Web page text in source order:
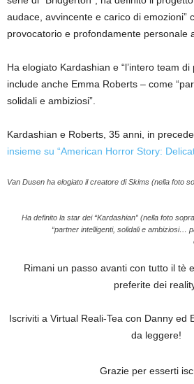
audace, avvincente e carico di emozioni”
provocatorio e profondamente personale
Ha elogiato Kardashian e “l’intero team
include anche Emma Roberts – come
solidali e ambiziosi”.
Kardashian e Roberts, 35 anni, in
insieme su “American Horror Story:
Van Dusen ha elogiato il creatore di Skims (nella foto
Ha definito la star dei “Kardashian” (nella foto
“partner intelligenti, solidali e ambiziosi…
Rimani un passo avanti con tutto il tè
preferite dei
Iscriviti a Virtual Reali-Tea con Danny ed
da leggere!
Grazie per esserti